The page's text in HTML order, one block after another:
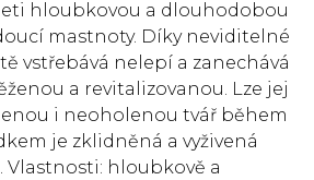
hloubkovou a dlouhodobou
mastnoty. Díky neviditelné
vstřebává nelepí a zanechává
a revitalizovanou. Lze jej
i neoholenou tvář během
je zklidněná a vyživená
hloubkově a